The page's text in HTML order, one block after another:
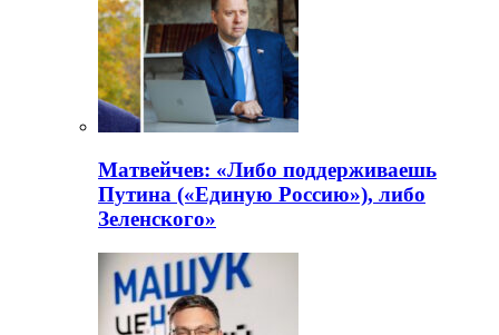
Матвейчев: «Либо поддерживаешь
Путина («Единую Россию»), либо
Зеленского»